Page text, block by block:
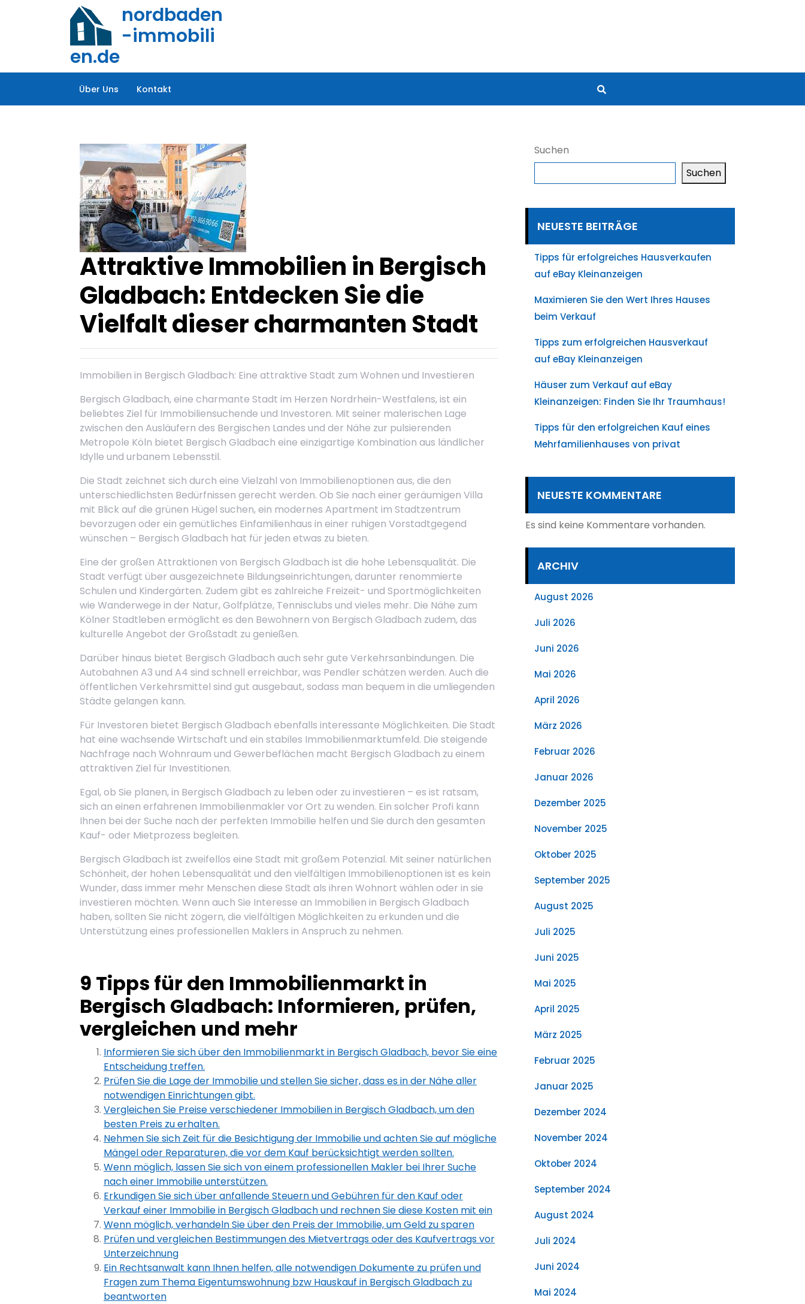
nordbaden
-immobili
en.de
Über Uns Kontakt
Attraktive Immobilien in Bergisch
Gladbach: Entdecken Sie die
Vielfalt dieser charmanten Stadt
Immobilien in Bergisch Gladbach: Eine attraktive Stadt zum Wohnen und Investieren
Bergisch Gladbach, eine charmante Stadt im Herzen Nordrhein-Westfalens, ist ein
beliebtes Ziel für Immobiliensuchende und Investoren. Mit seiner malerischen Lage
zwischen den Ausläufern des Bergischen Landes und der Nähe zur pulsierenden
Metropole Köln bietet Bergisch Gladbach eine einzigartige Kombination aus ländlicher
Idylle und urbanem Lebensstil.
Die Stadt zeichnet sich durch eine Vielzahl von Immobilienoptionen aus, die den
unterschiedlichsten Bedürfnissen gerecht werden. Ob Sie nach einer geräumigen Villa
mit Blick auf die grünen Hügel suchen, ein modernes Apartment im Stadtzentrum
bevorzugen oder ein gemütliches Einfamilienhaus in einer ruhigen Vorstadtgegend
wünschen – Bergisch Gladbach hat für jeden etwas zu bieten.
Eine der großen Attraktionen von Bergisch Gladbach ist die hohe Lebensqualität. Die
Stadt verfügt über ausgezeichnete Bildungseinrichtungen, darunter renommierte
Schulen und Kindergärten. Zudem gibt es zahlreiche Freizeit- und Sportmöglichkeiten
wie Wanderwege in der Natur, Golfplätze, Tennisclubs und vieles mehr. Die Nähe zum
Kölner Stadtleben ermöglicht es den Bewohnern von Bergisch Gladbach zudem, das
kulturelle Angebot der Großstadt zu genießen.
Darüber hinaus bietet Bergisch Gladbach auch sehr gute Verkehrsanbindungen. Die
Autobahnen A3 und A4 sind schnell erreichbar, was Pendler schätzen werden. Auch die
öffentlichen Verkehrsmittel sind gut ausgebaut, sodass man bequem in die umliegenden
Städte gelangen kann.
Für Investoren bietet Bergisch Gladbach ebenfalls interessante Möglichkeiten. Die Stadt
hat eine wachsende Wirtschaft und ein stabiles Immobilienmarktumfeld. Die steigende
Nachfrage nach Wohnraum und Gewerbeflächen macht Bergisch Gladbach zu einem
attraktiven Ziel für Investitionen.
Egal, ob Sie planen, in Bergisch Gladbach zu leben oder zu investieren – es ist ratsam,
sich an einen erfahrenen Immobilienmakler vor Ort zu wenden. Ein solcher Profi kann
Ihnen bei der Suche nach der perfekten Immobilie helfen und Sie durch den gesamten
Kauf- oder Mietprozess begleiten.
Bergisch Gladbach ist zweifellos eine Stadt mit großem Potenzial. Mit seiner natürlichen
Schönheit, der hohen Lebensqualität und den vielfältigen Immobilienoptionen ist es kein
Wunder, dass immer mehr Menschen diese Stadt als ihren Wohnort wählen oder in sie
investieren möchten. Wenn auch Sie Interesse an Immobilien in Bergisch Gladbach
haben, sollten Sie nicht zögern, die vielfältigen Möglichkeiten zu erkunden und die
Unterstützung eines professionellen Maklers in Anspruch zu nehmen.
9 Tipps für den Immobilienmarkt in
Bergisch Gladbach: Informieren, prüfen,
vergleichen und mehr
Informieren Sie sich über den Immobilienmarkt in Bergisch Gladbach, bevor Sie eine
Entscheidung treffen.
Prüfen Sie die Lage der Immobilie und stellen Sie sicher, dass es in der Nähe aller
notwendigen Einrichtungen gibt.
Vergleichen Sie Preise verschiedener Immobilien in Bergisch Gladbach, um den
besten Preis zu erhalten.
Nehmen Sie sich Zeit für die Besichtigung der Immobilie und achten Sie auf mögliche
Mängel oder Reparaturen, die vor dem Kauf berücksichtigt werden sollten.
Wenn möglich, lassen Sie sich von einem professionellen Makler bei Ihrer Suche
nach einer Immobilie unterstützen.
Erkundigen Sie sich über anfallende Steuern und Gebühren für den Kauf oder
Verkauf einer Immobilie in Bergisch Gladbach und rechnen Sie diese Kosten mit ein
Wenn möglich, verhandeln Sie über den Preis der Immobilie, um Geld zu sparen
Prüfen und vergleichen Bestimmungen des Mietvertrags oder des Kaufvertrags vor
Unterzeichnung
Ein Rechtsanwalt kann Ihnen helfen, alle notwendigen Dokumente zu prüfen und
Fragen zum Thema Eigentumswohnung bzw Hauskauf in Bergisch Gladbach zu
beantworten
Suchen
Suchen
NEUESTE BEITRÄGE
Tipps für erfolgreiches Hausverkaufen
auf eBay Kleinanzeigen
Maximieren Sie den Wert Ihres Hauses
beim Verkauf
Tipps zum erfolgreichen Hausverkauf
auf eBay Kleinanzeigen
Häuser zum Verkauf auf eBay
Kleinanzeigen: Finden Sie Ihr Traumhaus!
Tipps für den erfolgreichen Kauf eines
Mehrfamilienhauses von privat
NEUESTE KOMMENTARE
Es sind keine Kommentare vorhanden.
ARCHIV
August 2026
Juli 2026
Juni 2026
Mai 2026
April 2026
März 2026
Februar 2026
Januar 2026
Dezember 2025
November 2025
Oktober 2025
September 2025
August 2025
Juli 2025
Juni 2025
Mai 2025
April 2025
März 2025
Februar 2025
Januar 2025
Dezember 2024
November 2024
Oktober 2024
September 2024
August 2024
Juli 2024
Juni 2024
Mai 2024